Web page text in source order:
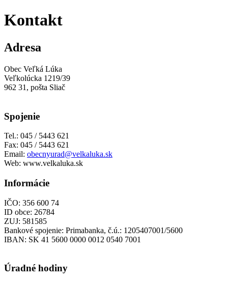
Kontakt
Adresa
Obec Veľká Lúka
Veľkolúcka 1219/39
962 31, pošta Sliač
Spojenie
Tel.: 045 / 5443 621
Fax: 045 / 5443 621
Email: obecnyurad@velkaluka.sk
Web: www.velkaluka.sk
Informácie
IČO: 356 600 74
ID obce: 26784
ZUJ: 581585
Bankové spojenie: Primabanka, č.ú.: 1205407001/5600
IBAN: SK 41 5600 0000 0012 0540 7001
Úradné hodiny